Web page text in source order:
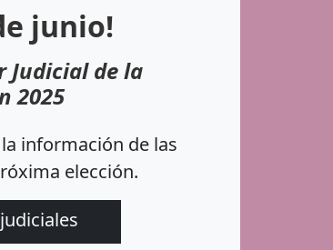
junio!
Judicial de la
2025
información de las
elección.